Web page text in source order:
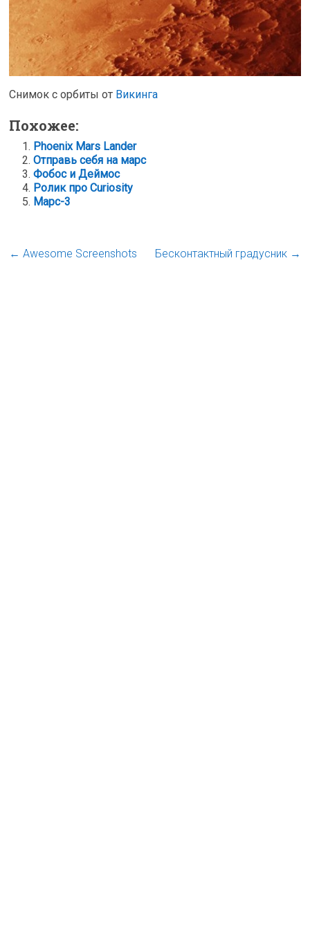
Снимок с орбиты от Викинга
Похожее:
Phoenix Mars Lander
Отправь себя на марс
Фобос и Деймос
Ролик про Curiosity
Марс-3
← Awesome Screenshots Бесконтактный градусник →